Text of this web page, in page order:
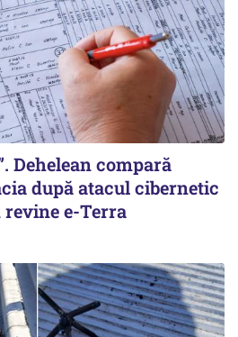
Dehelean compară
după atacul cibernetic
revine e-Terra